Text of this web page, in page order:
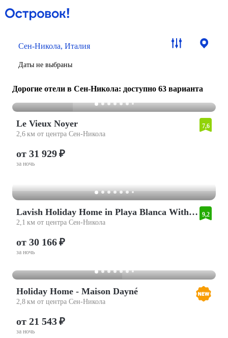
Сен-Никола, Италия
Даты не выбраны
Дорогие отели в Сен-Никола: доступно 63 варианта
Le Vieux Noyer
2,6 км от центра Сен-Никола
7,6
от 31 929 ₽
за ночь
Lavish Holiday Home in Playa Blanca With Pool & Seabeach Nearby
2,1 км от центра Сен-Никола
9,2
от 30 166 ₽
за ночь
Holiday Home - Maison Dayné
2,8 км от центра Сен-Никола
от 21 543 ₽
за ночь